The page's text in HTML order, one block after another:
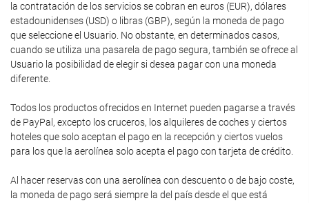
la contratación de los servicios se cobran en euros (EUR), dólares
estadounidenses (USD) o libras (GBP), según la moneda de pago
que seleccione el Usuario. No obstante, en determinados casos,
cuando se utiliza una pasarela de pago segura, también se ofrece al
Usuario la posibilidad de elegir si desea pagar con una moneda
diferente.
Todos los productos ofrecidos en Internet pueden pagarse a través
de PayPal, excepto los cruceros, los alquileres de coches y ciertos
hoteles que solo aceptan el pago en la recepción y ciertos vuelos
para los que la aerolínea solo acepta el pago con tarjeta de crédito.
Al hacer reservas con una aerolínea con descuento o de bajo coste,
la moneda de pago será siempre la del país desde el que está